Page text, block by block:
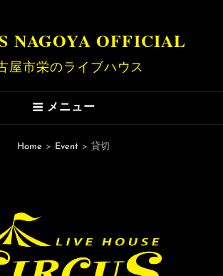
NAGOYA OFFICIAL
屋市栄のライブハウス
メニュー
Home > Event > 貸切